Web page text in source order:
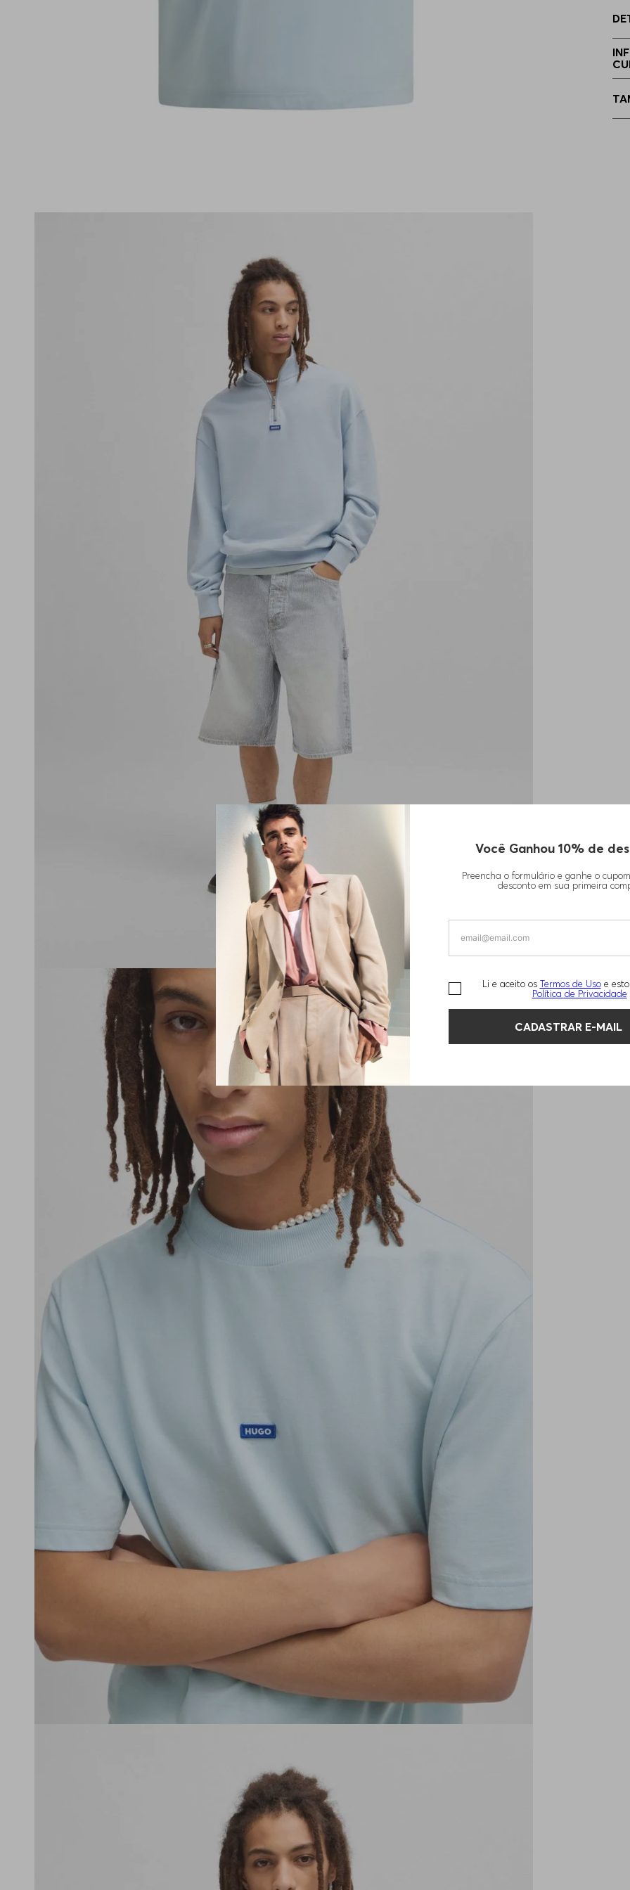
Você Ganhou 10% de
Preencha o formulário e ganhe o
desconto em sua primeira
Li e aceito os Termos de Uso e
Política de Privacidade
CADASTRAR E-MAIL